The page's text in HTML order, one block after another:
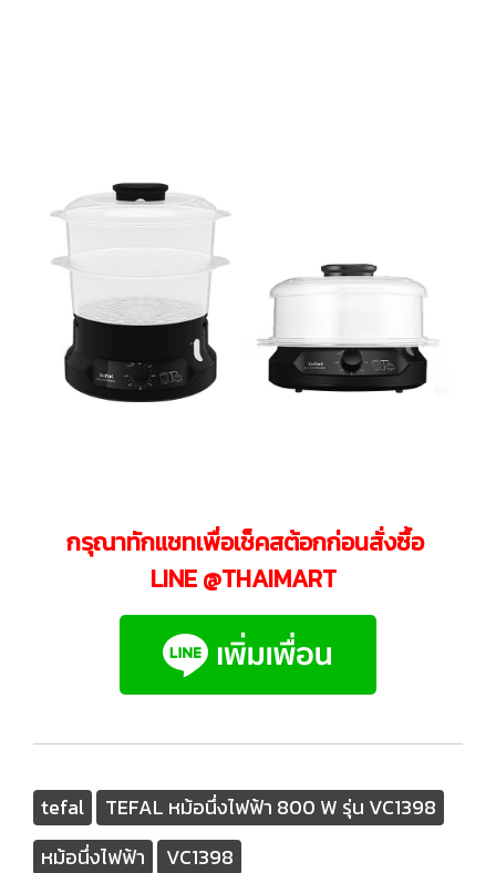
กรุณาทักแชทเพื่อเช็คสต้อกก่อนสั่งซื้อ
LINE @THAIMART
tefal
TEFAL หม้อนึ่งไฟฟ้า 800 W รุ่น VC1398
หม้อนึ่งไฟฟ้า
VC1398